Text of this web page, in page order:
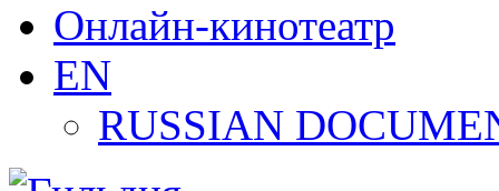
Онлайн-кинотеатр
EN
RUSSIAN